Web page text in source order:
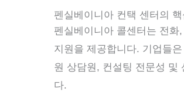
펜실베이니아 컨택 센터의
펜실베이니아 콜센터는 전
지원을 제공합니다. 기업들
원 상담원, 컨설팅 전문성 및
다.